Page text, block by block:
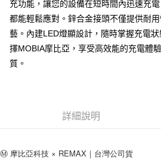
AFTEE先享後付是「在收到商品之後才付款」
便利好安心！
１．簡單：不需註冊會員、不需綁卡、不需儲
２．便利：只要手機號碼，簡訊認證，即可結
３．安心：先確認商品／服務後，再付款。
【「AFTEE先享後付」結帳流程】
３．收到繳費通知簡訊後14天內，點擊此簡訊
ATM／網路銀行／等多元方式進行付款，方視
後付繳納相關費用。
運送方式
付款後全家取貨
每筆NT$60，滿NT$999(含以上)免運費
充功能，讓您的設備在短時間內迅速充
都能輕鬆應對。鋅合金接頭不僅提供耐
藝。內建LED燈顯設計，隨時掌握充電
擇MOBIA摩比亞，享受高效能的充電體
質。
詳細說明
Ⓜ️ 摩比亞科技 × REMAX｜台灣公司貨